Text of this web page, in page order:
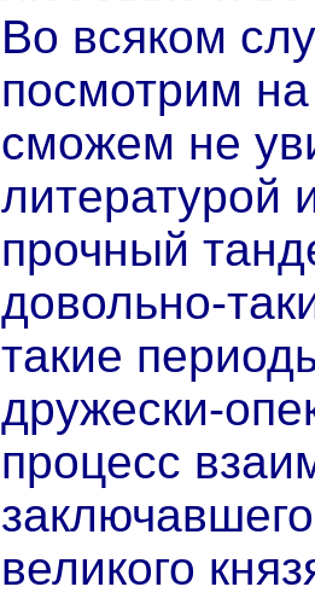
Во всяком
посмотрим
сможем не
литературой
прочный
довольно-
такие
дружески-
процесс
великого